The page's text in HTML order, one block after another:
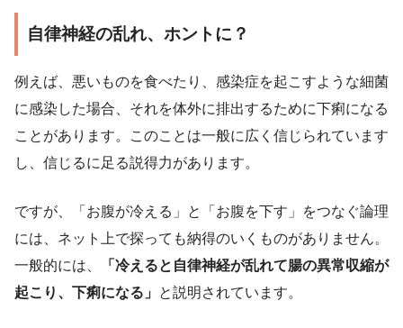
自律神経の乱れ、ホントに？
例えば、悪いものを食べたり、感染症を起こすような細菌
に感染した場合、それを体外に排出するために下痢になる
ことがあります。このことは一般に広く信じられています
し、信じるに足る説得力があります。
ですが、「お腹が冷える」と「お腹を下す」をつなぐ論理
には、ネット上で探っても納得のいくものがありません。
一般的には、
「冷えると自律神経が乱れて腸の異常収縮が
起こり、下痢になる」 と説明されています。